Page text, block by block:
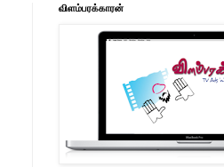
விளம்பரக்காரன்